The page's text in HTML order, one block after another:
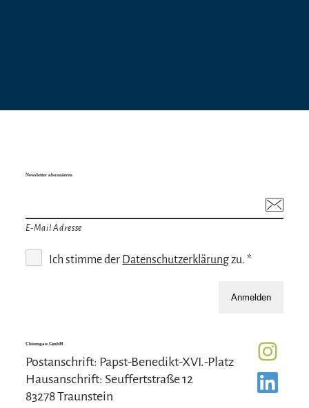
Newsletter abonnieren
E-Mail Adresse
Ich stimme der Datenschutzerklärungzu. *
Anmelden
Chiemgau GmbH
Postanschrift: Papst-Benedikt-XVI.-Platz
Hausanschrift: Seuffertstraße 12
83278 Traunstein